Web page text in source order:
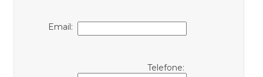
Email:
Telefone: